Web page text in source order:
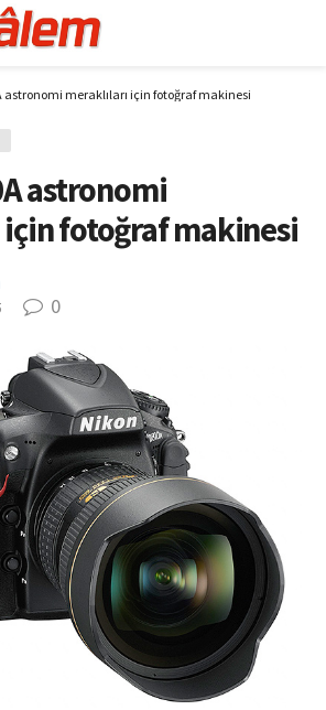
astronomi meraklıları için fotoğraf makinesi
astronomi
için fotoğraf makinesi
0